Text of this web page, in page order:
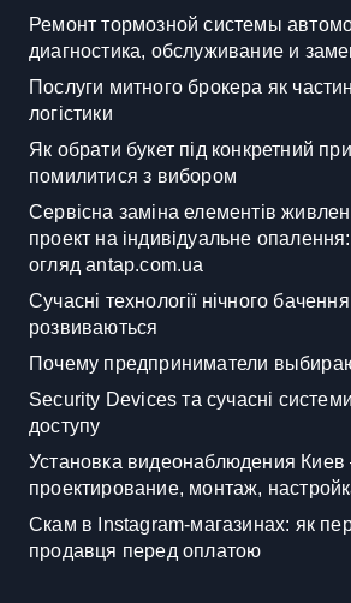
Ремонт тормозной системы
диагностика, обслуживание и
Послуги митного брокера як
логістики
Як обрати букет під конкретний
помилитися з вибором
Сервісна заміна елементів
проект на індивідуальне
огляд antap.com.ua
Сучасні технології нічного
розвиваються
Почему предприниматели
Security Devices та сучасні
доступу
Установка видеонаблюдения
проектирование, монтаж,
Скам в Instagram-магазинах: як
продавця перед оплатою